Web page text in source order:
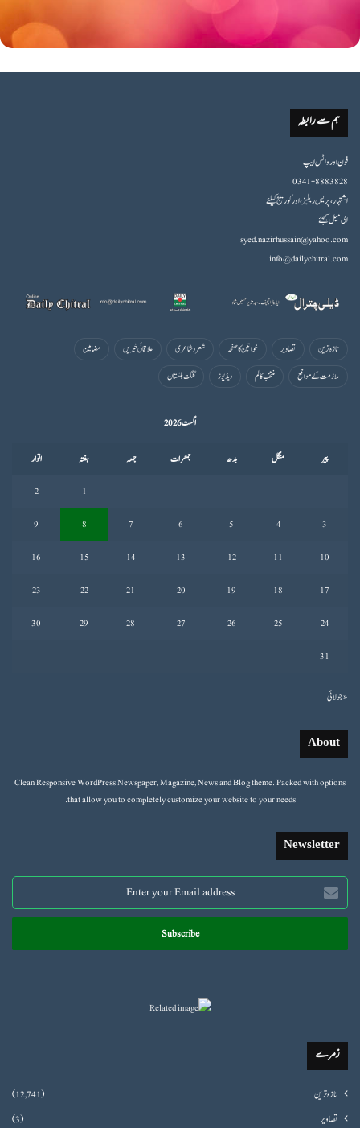
ہم سے رابطہ
فون اورواٹس ایپ
0341-8883828
اشتہار،پریس ریلیز، اور کوریج کیلئے
ای میل کیجئے
syed.nazirhussain@yahoo.com
info@dailychitral.com
تازہ ترین تصاویر خواتین کا صفحہ شعروشاعری علاقائی خبریں
مضامین
ملازمت کے مواقع
منتخب کالم ویڈیوز گلگت بلتستان
اگست 2026
پیر منگل بدھ جمعرات جمعہ ہفتہ اتوار
1
2
3
4
5
6
7
8
9
10
11
12
13
14
15
16
17
18
19
20
21
22
23
24
25
26
27
28
29
30
31
« جولائی
About
Clean Responsive WordPress Newspaper, Magazine, News and Blog theme. Packed with options
that allow you to completely customize your website to your needs.
Newsletter
Enter
your
Email
زمرے
تازہ ترین
(12,741)
تصاویر
(3)